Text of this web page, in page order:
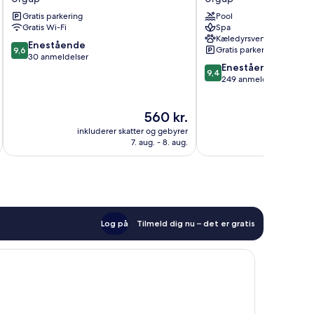
Cappadocia
Ürgüp
Gratis parkering
Gratis Wi-Fi
9.6
ud
9,6 Enestående
30 anmeldelser
Prisen
560 kr.
560 kr.
inkluderer skatter og gebyrer
7. aug. - 8. aug.
Ürgüp
Pool
Spa
Kæledyrsvenligt
Gratis parkering
9.4
ud
9,4 Enestående
249 anmeldelser
Log på Tilmeld dig nu – det er gratis